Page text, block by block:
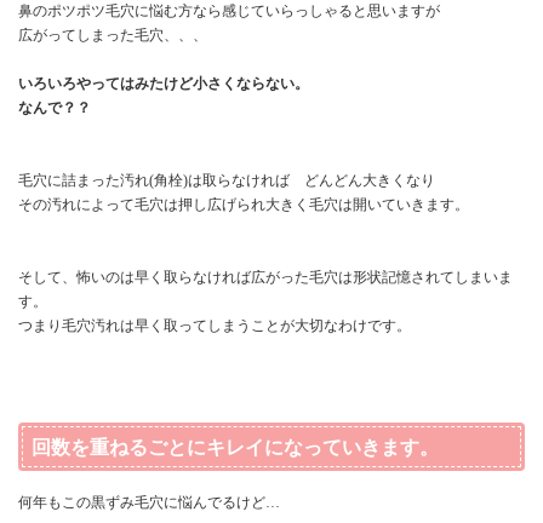
鼻のポツポツ毛穴に悩む方なら感じていらっしゃると思いますが
広がってしまった毛穴、、、
いろいろやってはみたけど小さくならない。
なんで？？
毛穴に詰まった汚れ(角栓)は取らなければ どんどん大きくなり
その汚れによって毛穴は押し広げられ大きく毛穴は開いていきます。
そして、怖いのは早く取らなければ広がった毛穴は形状記憶されてしまいま
す。
つまり毛穴汚れは早く取ってしまうことが大切なわけです。
回数を重ねるごとにキレイになっていきます。
何年もこの黒ずみ毛穴に悩んでるけど…